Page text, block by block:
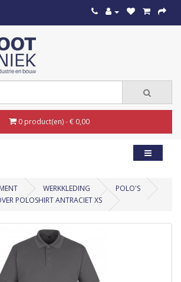
0 product(en) - € 0,00
WERKKLEDING
POLO'S
POLOSHIRT ANTRACIET XS